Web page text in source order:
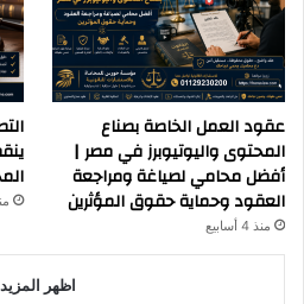
عقود العمل الخاصة بصناع
المحتوى واليوتيوبرز في مصر |
أفضل محامي لصياغة ومراجعة
العقود وحماية حقوق المؤثرين
منذ 4 أسابيع
منذ
اظهر المزيد